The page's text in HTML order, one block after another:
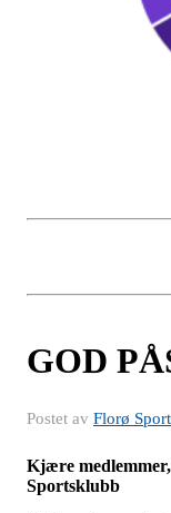
GOD
Postet av Florø
Kjære
Sportsklubb